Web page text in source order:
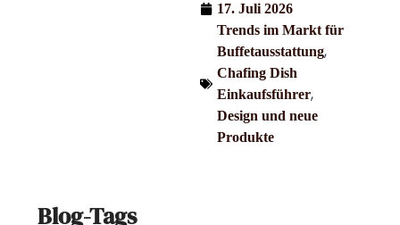
17. Juli 2026
Trends im Markt für
Buffetausstattung,
Chafing Dish
Einkaufsführer,
Design und neue
Produkte
Blog-Tags